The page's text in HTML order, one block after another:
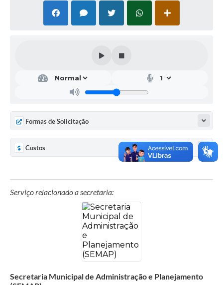
Formas de Solicitação
Custos
Serviço relacionado a secretaria:
Secretaria Municipal de Administração e Planejamento